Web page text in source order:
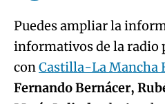
Puedes ampliar la
informativos de la radio
conCastilla-La Mancha
Fernando Bernácer,